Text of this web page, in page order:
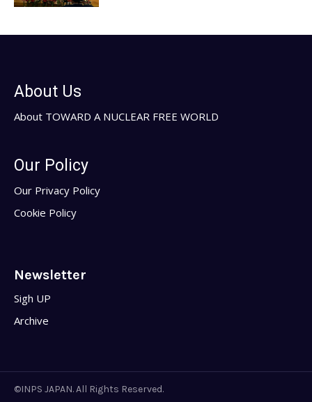
About Us
About TOWARD A NUCLEAR FREE WORLD
Our Policy
Our Privacy Policy
Cookie Policy
Newsletter
Sigh UP
Archive
©INPS JAPAN. All Rights Reserved.